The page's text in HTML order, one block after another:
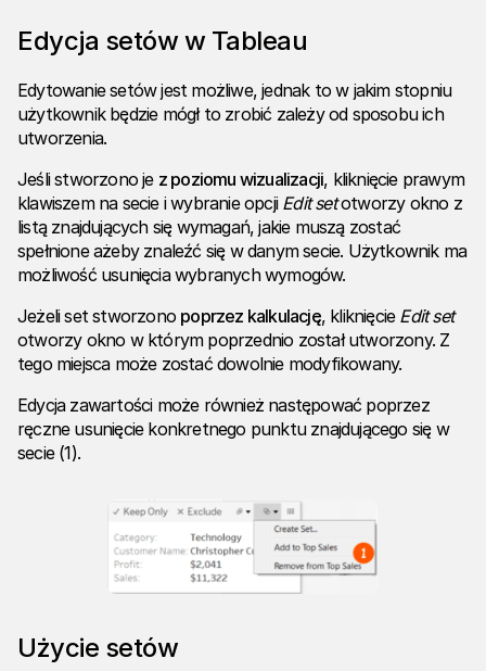
Edycja setów w Tableau
Edytowanie setów jest możliwe, jednak to w jakim stopniu
użytkownik będzie mógł to zrobić zależy od sposobu ich
utworzenia.
Jeśli stworzono je z poziomu wizualizacji, kliknięcie prawym
klawiszem na secie i wybranie opcji Edit setotworzy okno z
listą znajdujących się wymagań, jakie muszą zostać
spełnione ażeby znaleźć się w danym secie. Użytkownik ma
możliwość usunięcia wybranych wymogów.
Jeżeli set stworzono poprzez kalkulację, kliknięcie Edit set
otworzy okno w którym poprzednio został utworzony. Z
tego miejsca może zostać dowolnie modyfikowany.
Edycja zawartości może również następować poprzez
ręczne usunięcie konkretnego punktu znajdującego się w
secie (1).
Użycie setów